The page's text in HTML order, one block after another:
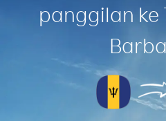
panggilan ke